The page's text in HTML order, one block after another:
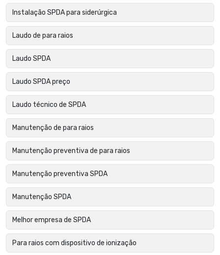
Instalação SPDA para siderúrgica
Laudo de para raios
Laudo SPDA
Laudo SPDA preço
Laudo técnico de SPDA
Manutenção de para raios
Manutenção preventiva de para raios
Manutenção preventiva SPDA
Manutenção SPDA
Melhor empresa de SPDA
Para raios com dispositivo de ionização